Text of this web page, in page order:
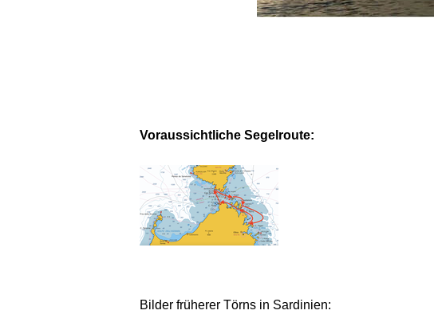
Voraussichtliche Segelroute:
Bilder früherer Törns in Sardinien: